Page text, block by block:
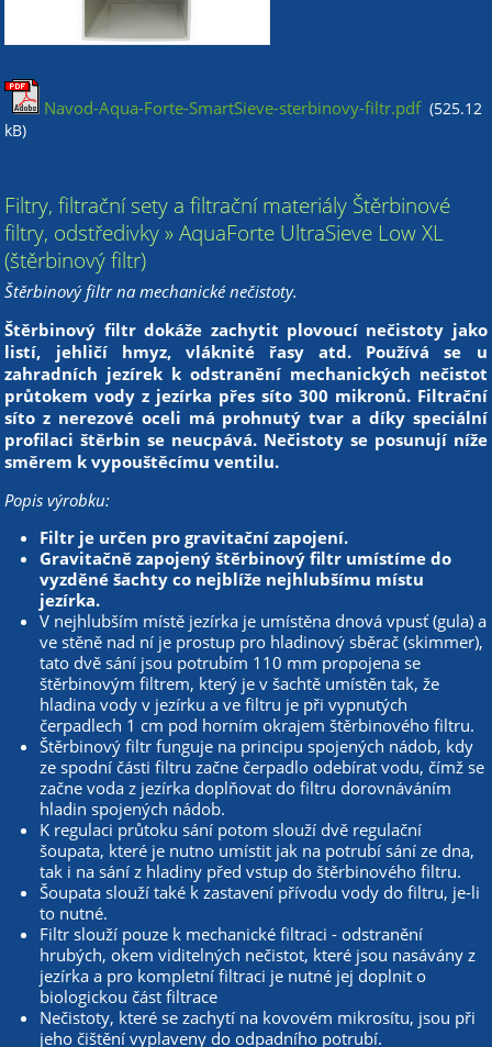
Navod-Aqua-Forte-SmartSieve-sterbinovy-filtr.pdf (525.12
kB)
Filtry, filtrační sety a filtrační materiály Štěrbinové
filtry, odstředivky » AquaForte UltraSieve Low XL
(štěrbinový filtr)
Štěrbinový filtr na mechanické nečistoty.
Štěrbinový filtr dokáže zachytit plovoucí nečistoty jako
listí, jehličí hmyz, vláknité řasy atd. Používá se u
zahradních jezírek k odstranění mechanických nečistot
průtokem vody z jezírka přes síto 300 mikronů. Filtrační
síto z nerezové oceli má prohnutý tvar a díky speciální
profilaci štěrbin se neucpává. Nečistoty se posunují níže
směrem k vypouštěcímu ventilu.
Popis výrobku:
Filtr je určen pro gravitační zapojení.
Gravitačně zapojený štěrbinový filtr umístíme do
vyzděné šachty co nejblíže nejhlubšímu místu
jezírka.
V nejhlubším místě jezírka je umístěna dnová vpusť (gula) a
ve stěně nad ní je prostup pro hladinový sběrač (skimmer),
tato dvě sání jsou potrubím 110 mm propojena se
štěrbinovým filtrem, který je v šachtě umístěn tak, že
hladina vody v jezírku a ve filtru je při vypnutých
čerpadlech 1 cm pod horním okrajem štěrbinového filtru.
Štěrbinový filtr funguje na principu spojených nádob, kdy
ze spodní části filtru začne čerpadlo odebírat vodu, čímž se
začne voda z jezírka doplňovat do filtru dorovnáváním
hladin spojených nádob.
K regulaci průtoku sání potom slouží dvě regulační
šoupata, které je nutno umístit jak na potrubí sání ze dna,
tak i na sání z hladiny před vstup do štěrbinového filtru.
Šoupata slouží také k zastavení přívodu vody do filtru, je-li
to nutné.
Filtr slouží pouze k mechanické filtraci - odstranění
hrubých, okem viditelných nečistot, které jsou nasávány z
jezírka a pro kompletní filtraci je nutné jej doplnit o
biologickou část filtrace
Nečistoty, které se zachytí na kovovém mikrosítu, jsou při
jeho čištění vyplaveny do odpadního potrubí.